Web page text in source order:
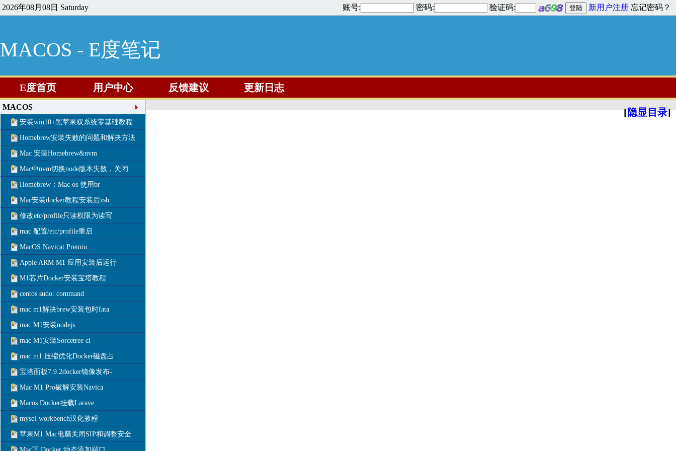
2026年08月08日 Saturday 账号: 密码: 验证码: 新用户注册 忘记密码？
MACOS - E度笔记
E度首页 用户中心 反馈建议 更新日志
MACOS
安装win10+黑苹果双系统零基础教程
Homebrew安装失败的问题和解决方法
Mac 安装Homebrew&nvm
Mac中nvm切换node版本失败，关闭
Homebrew：Mac os 使用br
Mac安装docker教程安装后zsh:
修改etc/profile只读权限为读写
mac 配置/etc/profile重启
MacOS Navicat Premiu
Apple ARM M1 应用安装后运行
M1芯片Docker安装宝塔教程
centos sudo: command
mac m1解决brew安装包时fata
mac M1安装nodejs
mac M1安装Sorcetree cl
mac m1 压缩优化Docker磁盘占
宝塔面板7.9.2docker镜像发布-
Mac M1 Pro破解安装Navica
Macos Docker挂载Larave
mysql workbench汉化教程
苹果M1 Mac电脑关闭SIP和调整安全
[隐显目录]